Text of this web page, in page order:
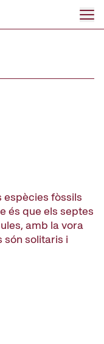
fòssils
és que els septes
amb la vora
són solitaris i